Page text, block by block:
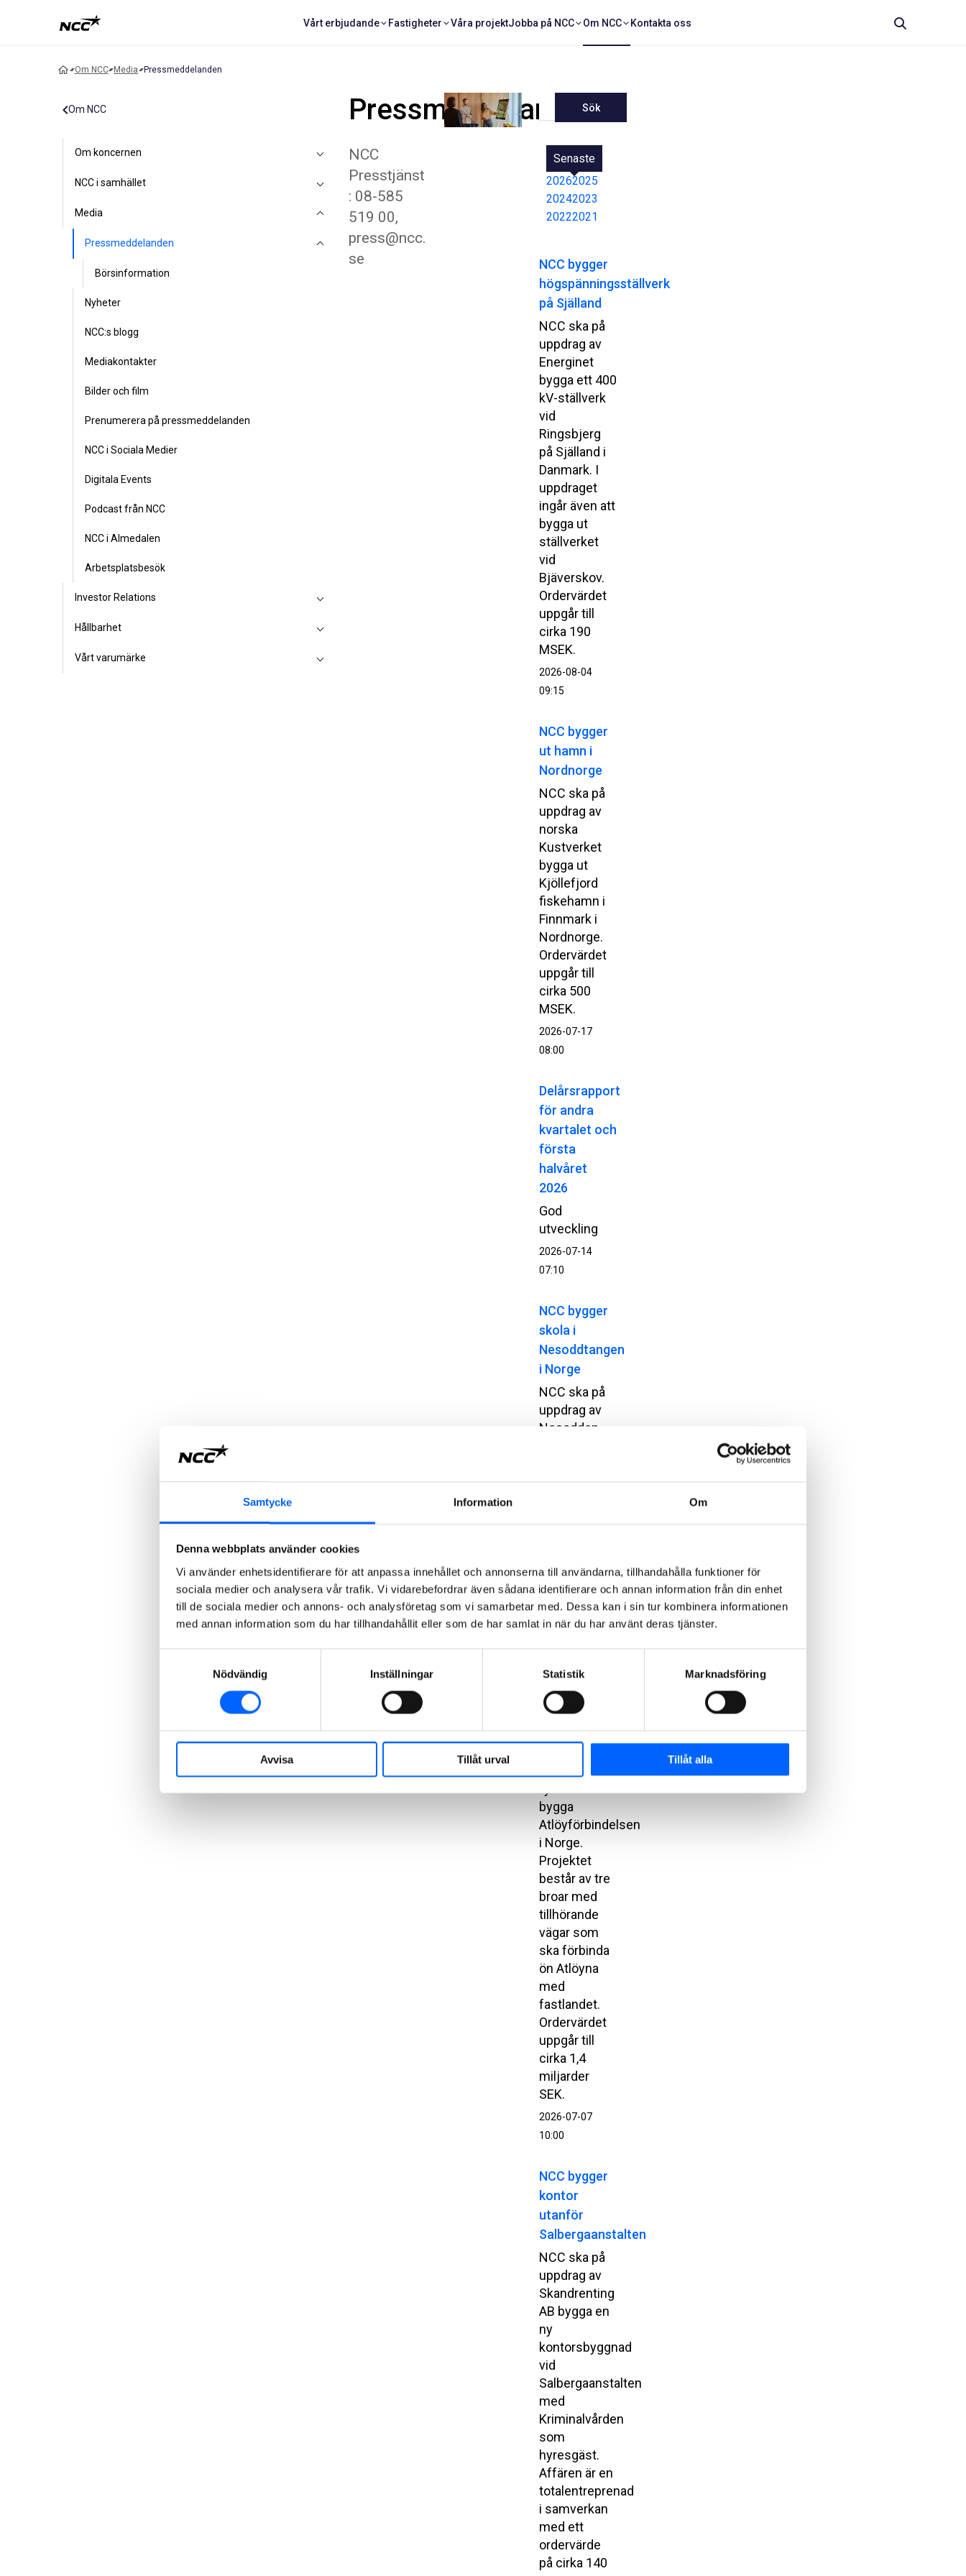
Samtycke Information Om
Denna webbplats använder cookies
Vi använder enhetsidentifierare för att anpassa innehållet och annonserna till användarna, tillhandahålla funktioner för
sociala medier och analysera vår trafik. Vi vidarebefordrar även sådana identifierare och annan information från din enhet
till de sociala medier och annons- och analysföretag som vi samarbetar med. Dessa kan i sin tur kombinera informationen
med annan information som du har tillhandahållit eller som de har samlat in när du har använt deras tjänster.
Nödvändig
Inställningar Statistik Marknadsföring
Avvisa Tillåt urval Tillåt alla
Vårt erbjudande Fastigheter Våra projektJobba på NCC Om NCC Kontakta oss
Om NCC Media Pressmeddelanden
Om NCC
Om koncernen
NCC i samhället
Media
Pressmeddelanden
Börsinformation
Nyheter
NCC:s blogg
Mediakontakter
Bilder och film
Prenumerera på pressmeddelanden
NCC i Sociala Medier
Digitala Events
Podcast från NCC
NCC i Almedalen
Arbetsplatsbesök
Investor Relations
Hållbarhet
Vårt varumärke
Pressmeddelanden
NCC
Presstjänst
: 08-585
519 00,
press@ncc.
se
Sök
Senaste
20262025
20242023
20222021
NCC bygger
högspänningsställverk
på Själland
NCC ska på
uppdrag av
Energinet
bygga ett 400
kV-ställverk
vid
Ringsbjerg
på Själland i
Danmark. I
uppdraget
ingår även att
bygga ut
ställverket
vid
Bjäverskov.
Ordervärdet
uppgår till
cirka 190
MSEK.
2026-08-04
09:15
NCC bygger
ut hamn i
Nordnorge
NCC ska på
uppdrag av
norska
Kustverket
bygga ut
Kjöllefjord
fiskehamn i
Finnmark i
Nordnorge.
Ordervärdet
uppgår till
cirka 500
MSEK.
2026-07-17
08:00
Delårsrapport
för andra
kvartalet och
första
halvåret
2026
God
utveckling
2026-07-14
07:10
NCC bygger
skola i
Nesoddtangen
i Norge
NCC ska på
uppdrag av
Nesodden
skola och
MSEK.
2026-07-07
13:00
NCC bygger
broar på
Vestlandet i
Norge
NCC ska på
bygga
Atlöyförbindelsen
i Norge.
Projektet
består av tre
broar med
tillhörande
vägar som
ska förbinda
ön Atlöyna
med
fastlandet.
Ordervärdet
uppgår till
cirka 1,4
miljarder
SEK.
2026-07-07
10:00
NCC bygger
kontor
utanför
Salbergaanstalten
NCC ska på
uppdrag av
Skandrenting
AB bygga en
ny
kontorsbyggnad
vid
Salbergaanstalten
med
Kriminalvården
som
hyresgäst.
Affären är en
totalentreprenad
i samverkan
med ett
ordervärde
på cirka 140